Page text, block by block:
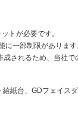
トが必要です。
一部制限があります
成されるため、当社で
紙台、GDフェイス